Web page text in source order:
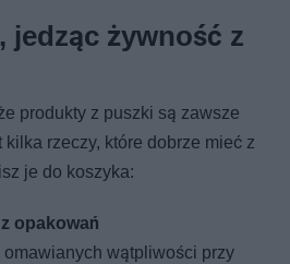
jedząc żywność z
produkty z puszki są zawsze
rzeczy, które dobrze mieć z
je do koszyka:
opakowań
wątpliwości przy